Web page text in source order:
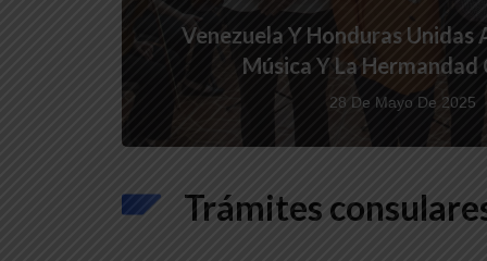
Conmemorativos Por Los 216
Grito Libertario De
26 De Mayo De 2025
De Portuguesa
Al Mundo
22 De Junio De 2026 23 De
Trámites